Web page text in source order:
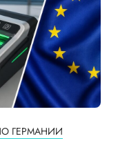
ГЕРМАНИИ